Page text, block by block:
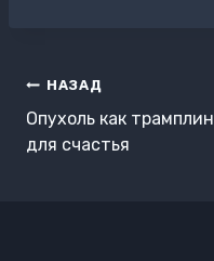
Навигация
по
записям
НАЗАД
Опухоль как трамплин
для счастья